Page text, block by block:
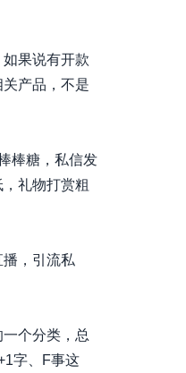
果说有开款
产品，不是
棒糖，私信发
礼物打赏粗
，引流私
个分类，总
字、F事这